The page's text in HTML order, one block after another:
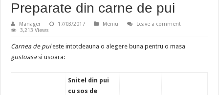
Preparate din carne de pui
Manager 17/03/2017 Meniu
Leave a comment
3,213 Views
Carnea de puieste intotdeauna o alegere buna pentru o masa
gustoasasi usoara:
Snitel din pui
cu sos de